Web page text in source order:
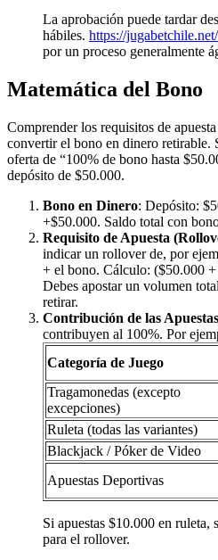
La aprobación puede tardar
hábiles. https://
por un proceso generalmente
Matemática del Bono
Comprender los requisitos de
convertir el bono en dinero retirable.
oferta de “100% de bono hasta
depósito de $50.000.
Bono en Dinero: Depósito:
+$50.000. Saldo total con
Requisito de Apuesta
indicar un rollover de, por
+ el bono. Cálculo: ($50.000
Debes apostar un volumen
retirar.
Contribución de las Apuestas
contribuyen al 100%. Por
Categoría de Juego
Tragamonedas (excepto
excepciones)
Ruleta (todas las variantes)
Blackjack / Póker de Video
Apuestas Deportivas
Si apuestas $10.000 en
para el rollover.